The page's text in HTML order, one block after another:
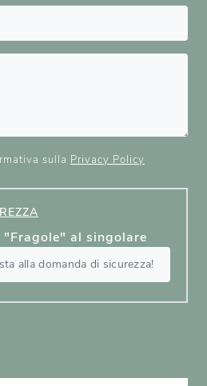
sulla Privacy Policy
"Fragole" al singolare